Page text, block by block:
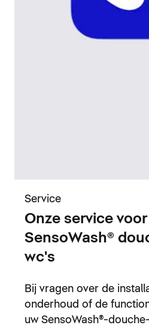
Service
Onze service voor
SensoWash®
wc's
Bij vragen over de
onderhoud of de
uw SensoWash®-